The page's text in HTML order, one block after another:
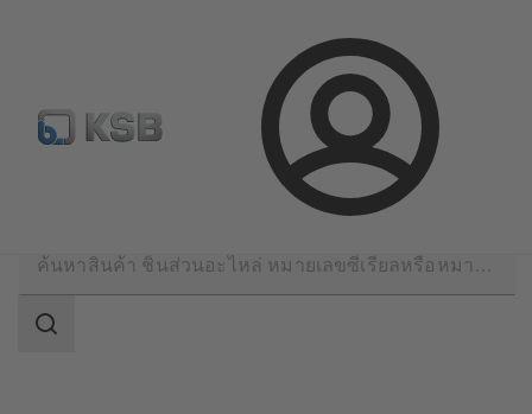
ล็อกอิน
จดหมายข่าวเคเอสบี กำหนดค่าผลิตภัณฑ์
การรีโทรฟิต
การ
ขอบเขต